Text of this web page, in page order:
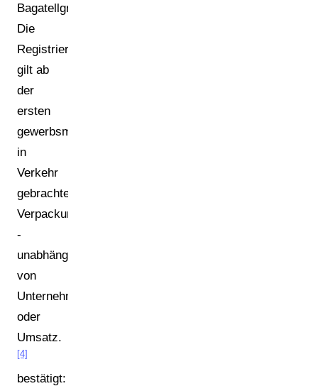
Bagatellgrenze:
Die
Registrierungspflicht
gilt ab
der
ersten
gewerbsmäßig
in
Verkehr
gebrachten
Verpackung
-
unabhängig
von
Unternehmensgröße
oder
Umsatz.
[4]
bestätigt: